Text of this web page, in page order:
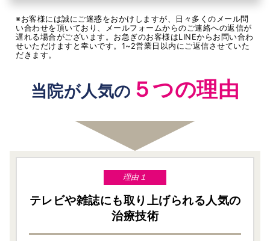
※お客様には誠にご迷惑をおかけしますが、日々多くのメール問
い合わせを頂いており、メールフォームからのご連絡への返信が
遅れる場合がございます。お急ぎのお客様はLINEからお問い合わ
せいただけますと幸いです。1~2営業日以内にご返信させていた
だきます。
当院が人気の ５つの理由
理由１
テレビや雑誌にも取り上げられる人気の
治療技術